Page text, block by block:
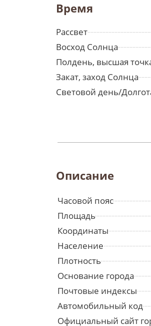
Время
Рассвет
Восход Солнца
Полдень, высшая
Закат, заход Солнца
Световой день/
Описание
Часовой пояс
Площадь
Координаты
Население
Плотность
Основание города
Почтовые индексы
Автомобильный код
Официальный сайт